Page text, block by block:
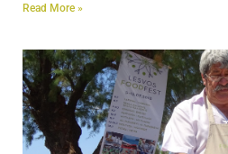
Read More »